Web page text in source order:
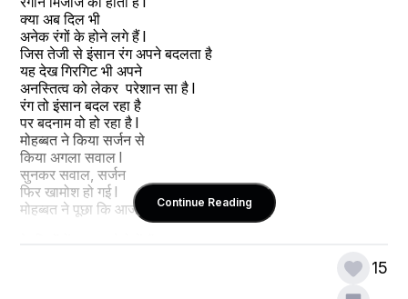
क्या अब दिल भी
अनेक रंगों के होने लगे हैं l
जिस तेजी से इंसान रंग अपने बदलता है
यह देख गिरगिट भी अपने
अनस्तित्व को लेकर  परेशान सा है l
रंग तो इंसान बदल रहा है
पर बदनाम वो हो रहा है l
मोहब्बत ने किया सर्जन से
किया अगला सवाल l
सुनकर सवाल, सर्जन
फिर खामोश हो गई l
मोहब्बत ने पूछा कि आज कलContinue Reading
15